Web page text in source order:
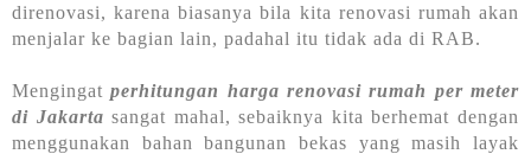
direnovasi, karena biasanya bila kita renovasi rumah akan
menjalar ke bagian lain, padahal itu tidak ada di RAB.
Mengingatperhitungan harga renovasi rumah per meter
di Jakarta sangat mahal, sebaiknya kita berhemat dengan
menggunakan bahan bangunan bekas yang masih layak